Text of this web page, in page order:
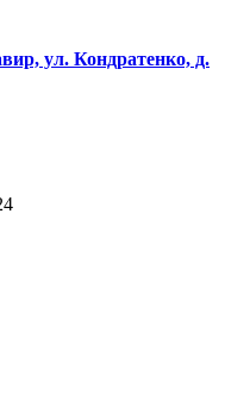
ул. Кондратенко, д.